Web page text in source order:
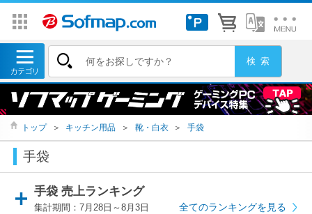
トップ ＞ キッチン用品 ＞ 靴・白衣 ＞ 手袋
手袋
手袋 売上ランキング
集計期間：7月28日～8月3日 全てのランキングを見る